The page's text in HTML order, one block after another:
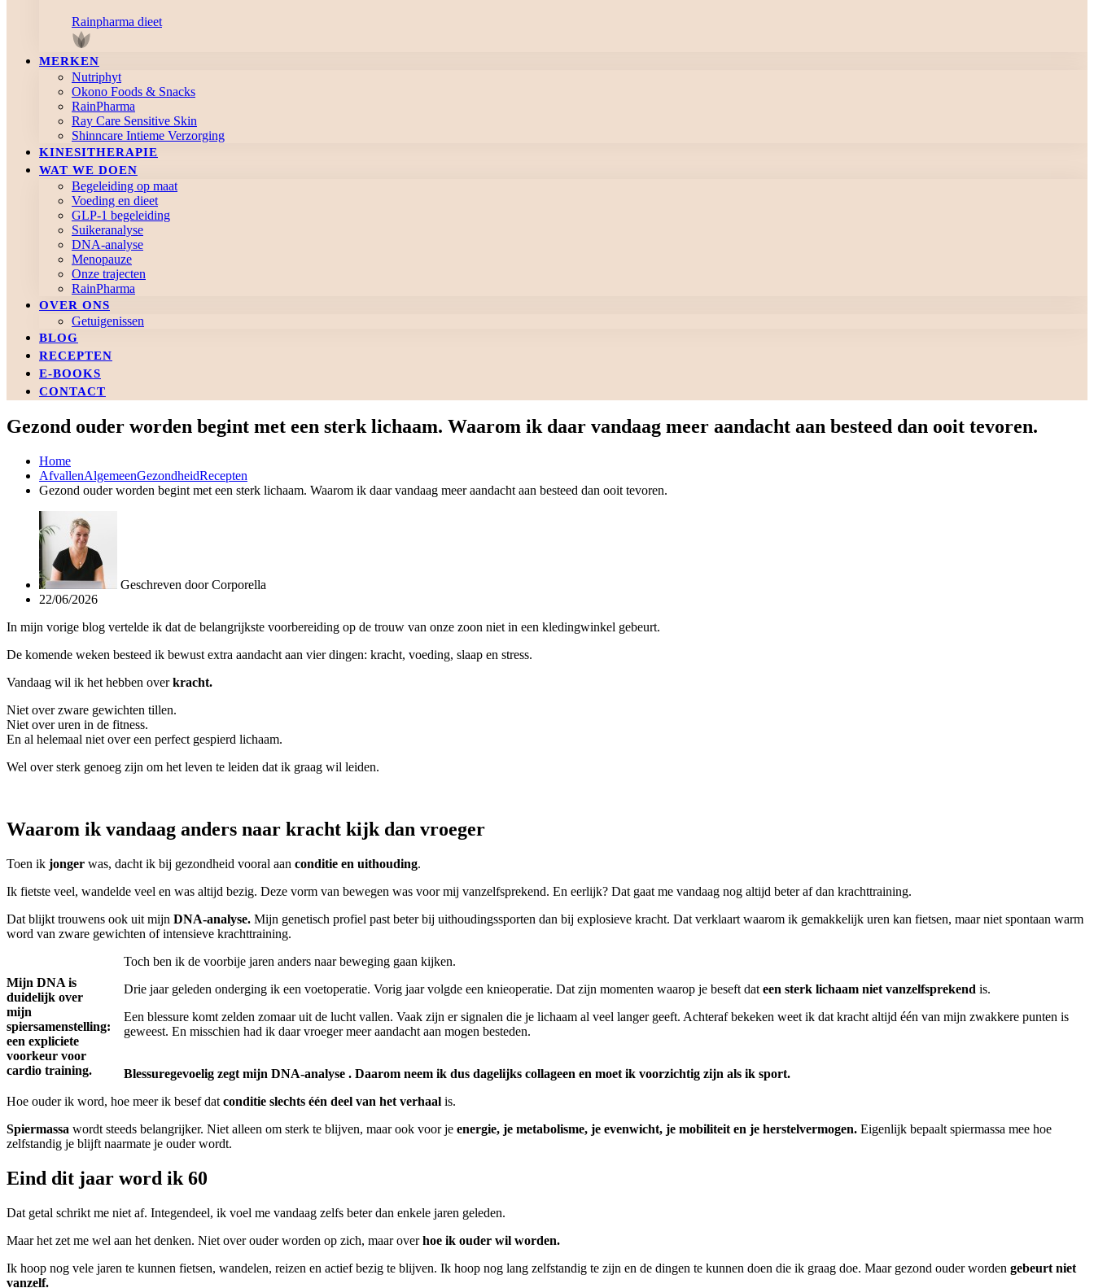
Rainpharma dieet
MERKEN
Nutriphyt
Okono Foods & Snacks
RainPharma
Ray Care Sensitive Skin
Shinncare Intieme Verzorging
KINESITHERAPIE
WAT WE DOEN
Begeleiding op maat
Voeding en dieet
GLP-1 begeleiding
Suikeranalyse
DNA-analyse
Menopauze
Onze trajecten
RainPharma
OVER ONS
Getuigenissen
BLOG
RECEPTEN
E-BOOKS
CONTACT
Gezond ouder worden begint met een sterk lichaam. Waarom ik daar vandaag meer aandacht aan besteed dan ooit tevoren.
Home
AfvallenAlgemeenGezondheidRecepten
Gezond ouder worden begint met een sterk lichaam. Waarom ik daar vandaag meer aandacht aan besteed dan ooit tevoren.
Geschreven doorCorporella
22/06/2026
In mijn vorige blog vertelde ik dat de belangrijkste voorbereiding op de trouw van onze zoon niet in een kledingwinkel gebeurt.
De komende weken besteed ik bewust extra aandacht aan vier dingen: kracht, voeding, slaap en stress.
Vandaag wil ik het hebben overkracht.
Niet over zware gewichten tillen.
Niet over uren in de fitness.
En al helemaal niet over een perfect gespierd lichaam.
Wel over sterk genoeg zijn om het leven te leiden dat ik graag wil leiden.
Waarom ik vandaag anders naar kracht kijk dan vroeger
Toen ik jonger was, dacht ik bij gezondheid vooral aan conditie en uithouding.
Ik fietste veel, wandelde veel en was altijd bezig. Deze vorm van bewegen was voor mij vanzelfsprekend. En eerlijk? Dat gaat me vandaag nog altijd beter af dan krachttraining.
Dat blijkt trouwens ook uit mijn DNA-analyse. Mijn genetisch profiel past beter bij uithoudingssporten dan bij explosieve kracht. Dat verklaart waarom ik gemakkelijk uren kan fietsen, maar niet spontaan warm
word van zware gewichten of intensieve krachttraining.
Mijn DNA is
duidelijk over
mijn
spiersamenstelling:
een expliciete
voorkeur voor
cardio training.
Toch ben ik de voorbije jaren anders naar beweging gaan kijken.
Drie jaar geleden onderging ik een voetoperatie. Vorig jaar volgde een knieoperatie. Dat zijn momenten waarop je beseft dat een sterk lichaam niet vanzelfsprekend is.
Een blessure komt zelden zomaar uit de lucht vallen. Vaak zijn er signalen die je lichaam al veel langer geeft. Achteraf bekeken weet ik dat kracht altijd één van mijn zwakkere punten is
geweest. En misschien had ik daar vroeger meer aandacht aan mogen besteden.
Blessuregevoelig zegt mijn DNA-analyse . Daarom neem ik dus dagelijks collageen en moet ik voorzichtig zijn als ik sport.
Hoe ouder ik word, hoe meer ik besef dat conditie slechts één deel van het verhaal is.
Spiermassa wordt steeds belangrijker. Niet alleen om sterk te blijven, maar ook voor je energie, je metabolisme, je evenwicht, je mobiliteit en je herstelvermogen. Eigenlijk bepaalt spiermassa mee hoe
zelfstandig je blijft naarmate je ouder wordt.
Eind dit jaar word ik 60
Dat getal schrikt me niet af. Integendeel, ik voel me vandaag zelfs beter dan enkele jaren geleden.
Maar het zet me wel aan het denken. Niet over ouder worden op zich, maar overhoe ik ouder wil worden.
Ik hoop nog vele jaren te kunnen fietsen, wandelen, reizen en actief bezig te blijven. Ik hoop nog lang zelfstandig te zijn en de dingen te kunnen doen die ik graag doe. Maar gezond ouder worden gebeurt niet
vanzelf.